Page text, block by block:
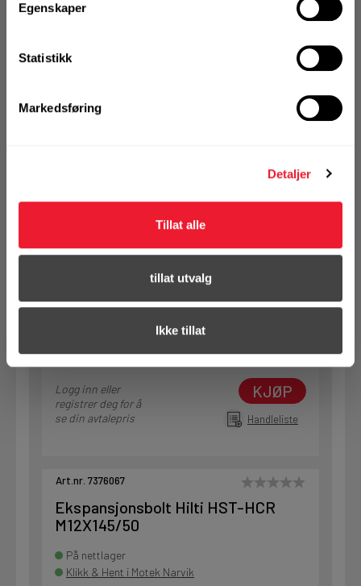
Egenskaper
Statistikk
Markedsføring
Detaljer
Tillat alle
tillat utvalg
Ikke tillat
1 Pakke a 50 Stk
registrer deg for å
Klikk & Hent i Motek Narvik
1 Pakke a 25 Stk
Logg inn eller
registrer deg for å
se din avtalepris
KJØP
Handleliste
Art.nr. 7376067
Ekspansjonsbolt Hilti HST-HCR
M12X145/50
På nettlager
Klikk & Hent i Motek Narvik